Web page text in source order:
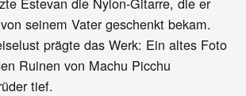
seinem Vater geschenkt bekam.
prägte das Werk: Ein altes Foto
Ruinen von Machu Picchu
tief.